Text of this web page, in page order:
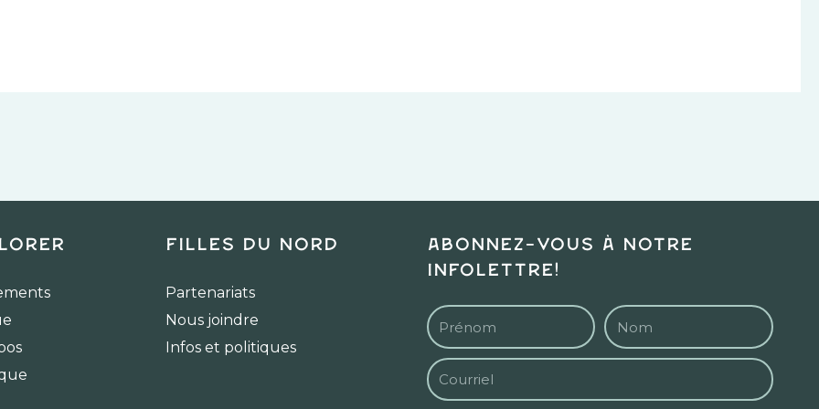
Filles du Nord
Partenariats
Nous joindre
Infos et politiques
Abonnez-vous à notre
infolettre!